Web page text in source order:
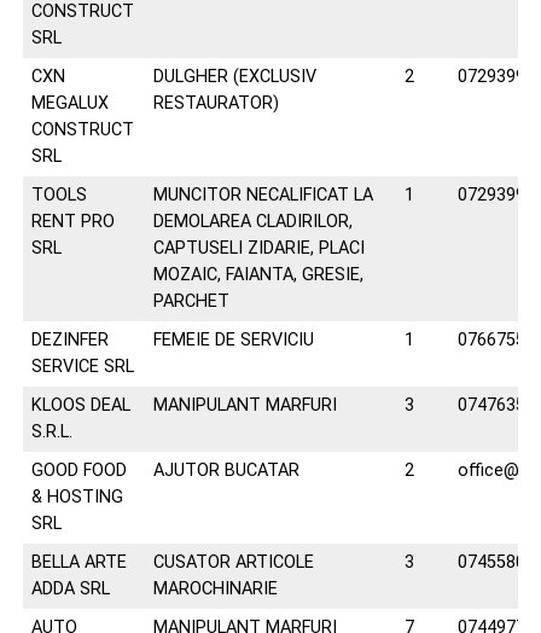
CONSTRUCT
SRL
CXN
MEGALUX
CONSTRUCT
SRL
DULGHER (EXCLUSIV
RESTAURATOR)
2
TOOLS
RENT PRO
SRL
MUNCITOR NECALIFICAT LA
DEMOLAREA CLADIRILOR,
CAPTUSELI ZIDARIE, PLACI
MOZAIC, FAIANTA, GRESIE,
PARCHET
1
DEZINFER
SERVICE SRL
FEMEIE DE SERVICIU 1
KLOOS DEAL
S.R.L.
MANIPULANT MARFURI 3
GOOD FOOD
& HOSTING
SRL
AJUTOR BUCATAR 2
BELLA ARTE
ADDA SRL
CUSATOR ARTICOLE
MAROCHINARIE
3
AUTO
MANIPULANT MARFURI 7